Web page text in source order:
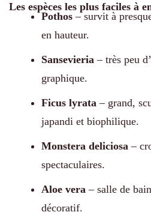
Les espèces les plus faciles à
Pothos – survit à
en hauteur.
Sansevieria – très peu
graphique.
Ficus lyrata – grand,
japandi et biophilique.
Monstera deliciosa –
spectaculaires.
Aloe vera – salle de
décoratif.